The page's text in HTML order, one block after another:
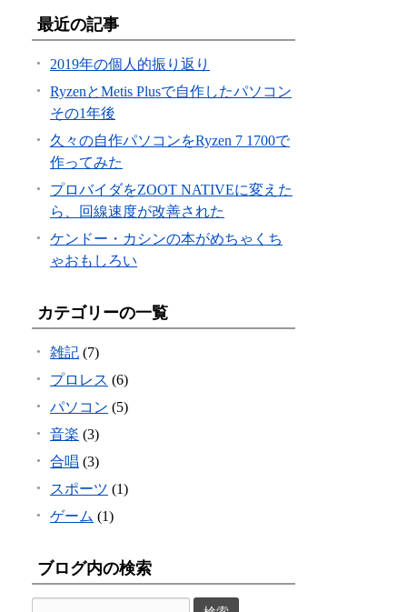
最近の記事
2019年の個人的振り返り
RyzenとMetis Plusで自作したパソコン
その1年後
久々の自作パソコンをRyzen 7 1700で
作ってみた
プロバイダをZOOT NATIVEに変えた
ら、回線速度が改善された
ケンドー・カシンの本がめちゃくち
ゃおもしろい
カテゴリーの一覧
雑記 (7)
プロレス (6)
パソコン (5)
音楽 (3)
合唱 (3)
スポーツ (1)
ゲーム (1)
ブログ内の検索